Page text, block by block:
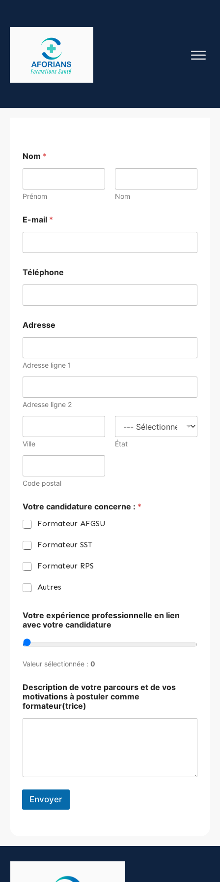
Nom *
Prénom Nom
E-mail *
Téléphone
Adresse
Adresse ligne 1
Adresse ligne 2
Ville État
Code postal
Votre candidature concerne : *
Formateur AFGSU
Formateur SST
Formateur RPS
Autres
Votre expérience professionnelle en lien
avec votre candidature
Valeur sélectionnée : 0
Description de votre parcours et de vos
motivations à postuler comme
formateur(trice)
Envoyer